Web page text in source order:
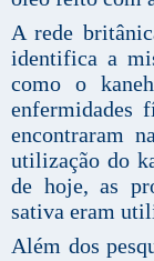
A rede
identifica a
como o
enfermidades
encontraram
utilização do
de hoje, as
sativa eram
Além dos